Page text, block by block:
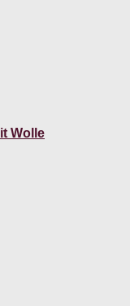
Wolle